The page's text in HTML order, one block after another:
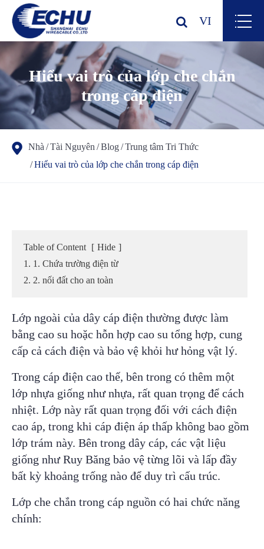
VI
Hiểu vai trò của lớp che chắn
trong cáp điện
Nhà Tài Nguyên Blog Trung tâm Tri Thức
Hiểu vai trò của lớp che chắn trong cáp điện
Table of Content [ Hide ]
1. 1. Chứa trường điện từ
2. 2. nối đất cho an toàn
Lớp ngoài của dây cáp điện thường được làm
bằng cao su hoặc hỗn hợp cao su tổng hợp, cung
cấp cả cách điện và bảo vệ khỏi hư hỏng vật lý.
Trong cáp điện cao thế, bên trong có thêm một
lớp nhựa giống như nhựa, rất quan trọng để cách
nhiệt. Lớp này rất quan trọng đối với cách điện
cao áp, trong khi cáp điện áp thấp không bao gồm
lớp trám này. Bên trong dây cáp, các vật liệu
giống như Ruy Băng bảo vệ từng lõi và lấp đầy
bất kỳ khoảng trống nào để duy trì cấu trúc.
Lớp che chắn trong cáp nguồn có hai chức năng
chính: